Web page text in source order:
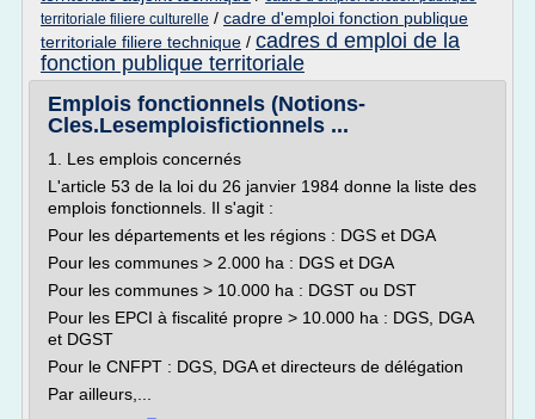
territoriale filiere culturelle / cadre d'emploi fonction publique
territoriale filiere technique / cadres d emploi de la
fonction publique territoriale
Emplois fonctionnels (Notions-
Cles.Lesemploisfictionnels ...
1. Les emplois concernés
L'article 53 de la loi du 26 janvier 1984 donne la liste des
emplois fonctionnels. Il s'agit :
Pour les départements et les régions : DGS et DGA
Pour les communes > 2.000 ha : DGS et DGA
Pour les communes > 10.000 ha : DGST ou DST
Pour les EPCI à fiscalité propre > 10.000 ha : DGS, DGA
et DGST
Pour le CNFPT : DGS, DGA et directeurs de délégation
Par ailleurs,...